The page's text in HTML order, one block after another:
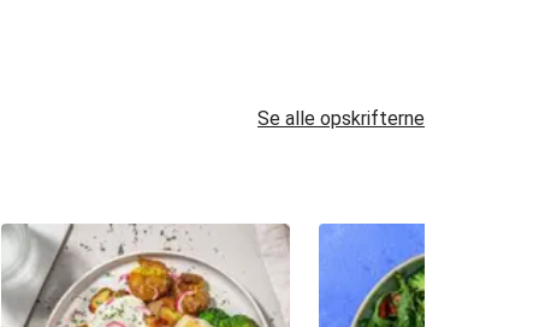
Se alle opskrifterne